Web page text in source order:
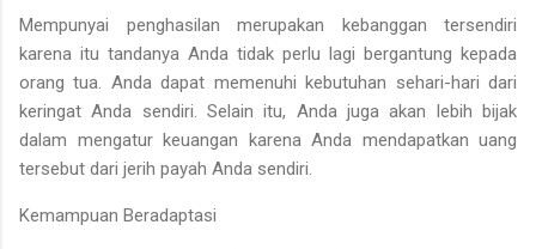
Mempunyai penghasilan merupakan kebanggan tersendiri
karena itu tandanya Anda tidak perlu lagi bergantung kepada
orang tua. Anda dapat memenuhi kebutuhan sehari-hari dari
keringat Anda sendiri. Selain itu, Anda juga akan lebih bijak
dalam mengatur keuangan karena Anda mendapatkan uang
tersebut dari jerih payah Anda sendiri.
Kemampuan Beradaptasi